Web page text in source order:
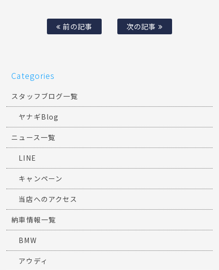
前の記事 次の記事
Categories
スタッフブログ一覧
ヤナギBlog
ニュース一覧
LINE
キャンペーン
当店へのアクセス
納車情報一覧
BMW
アウディ